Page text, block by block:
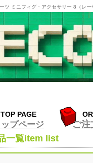
ツ ミニフィグ・アクセサリー 8（レー
一覧item list
TOP PAGE
プページ ご注